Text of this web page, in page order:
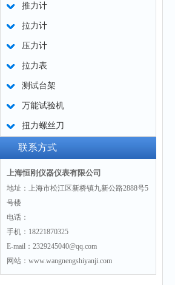
推力计
拉力计
压力计
拉力表
测试台架
万能试验机
扭力螺丝刀
联系方式
上海恒刚仪器仪表有限公司
地址：上海市松江区新桥镇九新公路2888号5
号楼
电话：
手机：18221870325
E-mail：2329245040@qq.com
网站：www.wangnengshiyanji.com